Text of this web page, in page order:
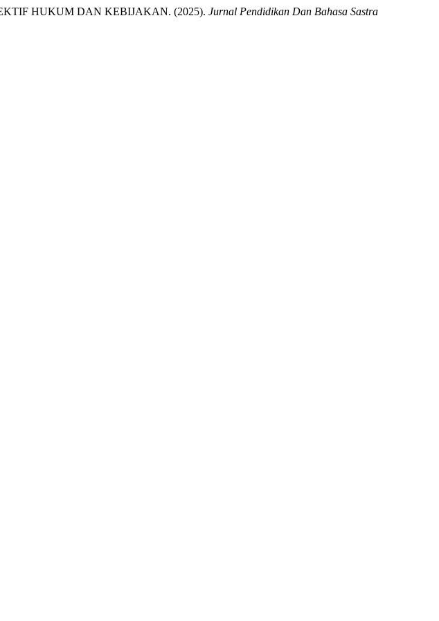
HUKUM DAN KEBIJAKAN. (2025). Jurnal Pendidikan Dan Bahasa Sastra